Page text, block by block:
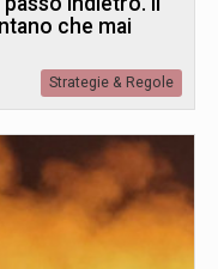
che mai
Strategie & Regole